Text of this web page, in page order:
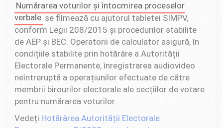
Numărarea voturilor și întocmirea proceselor
verbale se filmează cu ajutorul tabletei SIMPV,
conform Legii 208/2015 și procedurilor stabilite
de AEP și BEC. Operatorii de calculator asigură, în
condițiile stabilite prin hotărâre a Autorității
Electorale Permanente, înregistrarea audiovideo
neîntreruptă a operațiunilor efectuate de către
membrii birourilor electorale ale secțiilor de votare
pentru numărarea voturilor.
Vedeți Hotărârea Autorității Electorale